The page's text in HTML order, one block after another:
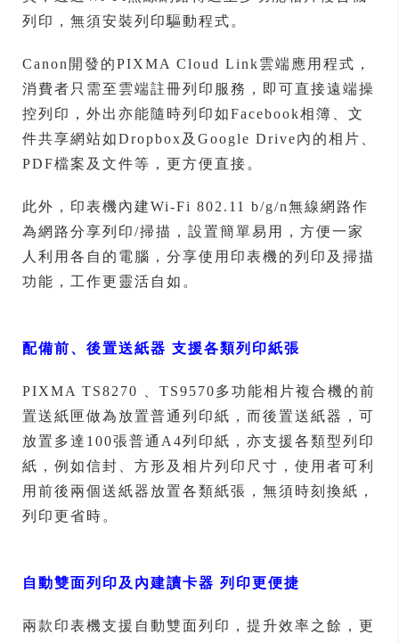
列印，無須安裝列印驅動程式。
Canon開發的PIXMA Cloud Link雲端應用程式，
消費者只需至雲端註冊列印服務，即可直接遠端操
控列印，外出亦能隨時列印如Facebook相簿、文
件共享網站如Dropbox及Google Drive內的相片、
PDF檔案及文件等，更方便直接。
此外，印表機內建Wi-Fi 802.11 b/g/n無線網路作
為網路分享列印/掃描，設置簡單易用，方便一家
人利用各自的電腦，分享使用印表機的列印及掃描
功能，工作更靈活自如。
配備前、後置送紙器 支援各類列印紙張
PIXMA TS8270 、TS9570多功能相片複合機的前
置送紙匣做為放置普通列印紙，而後置送紙器，可
放置多達100張普通A4列印紙，亦支援各類型列印
紙，例如信封、方形及相片列印尺寸，使用者可利
用前後兩個送紙器放置各類紙張，無須時刻換紙，
列印更省時。
自動雙面列印及內建讀卡器 列印更便捷
兩款印表機支援自動雙面列印，提升效率之餘，更